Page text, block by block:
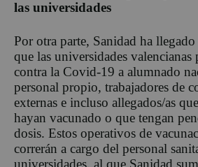
las universidades
Por otra parte, Sanidad ha
que las universidades valencianas
contra la Covid-19 a alumnado
personal propio, trabajadores de
externas e incluso allegados/as
hayan vacunado o que tengan
dosis. Estos operativos de
correrán a cargo del personal
universidades, al que Sanidad